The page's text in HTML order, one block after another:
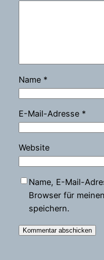
Name *
E-Mail-Adresse *
Website
Name, E-Mail-
Browser für
speichern.